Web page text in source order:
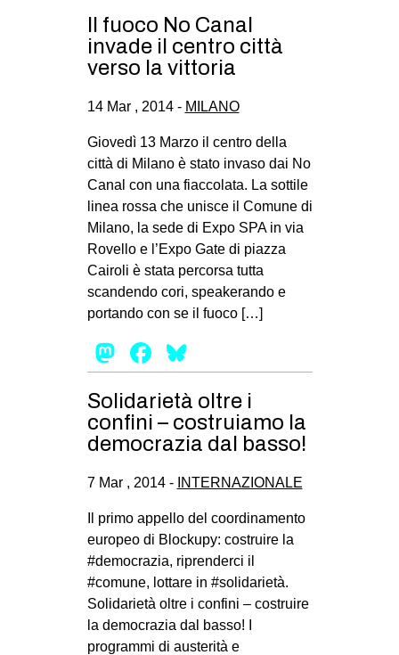
Il fuoco No Canal
invade il centro città
verso la vittoria
14 Mar , 2014 - MILANO
Giovedì 13 Marzo il centro della
città di Milano è stato invaso dai No
Canal con una fiaccolata. La sottile
linea rossa che unisce il Comune di
Milano, la sede di Expo SPA in via
Rovello e l’Expo Gate di piazza
Cairoli è stata percorsa tutta
scandendo cori, speakerando e
portando con se il fuoco […]
Mastodon
Facebook
Solidarietà oltre i
confini – costruiamo la
democrazia dal basso!
7 Mar , 2014 - INTERNAZIONALE
Il primo appello del coordinamento
europeo di Blockupy: costruire la
#democrazia, riprenderci il
#comune, lottare in #solidarietà.
Solidarietà oltre i confini – costruire
la democrazia dal basso! I
programmi di austerità e